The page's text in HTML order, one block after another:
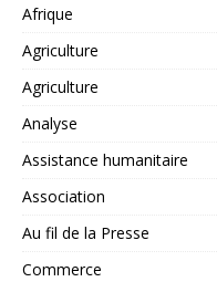
Afrique
Agriculture
Agriculture
Analyse
Assistance humanitaire
Association
Au fil de la Presse
Commerce